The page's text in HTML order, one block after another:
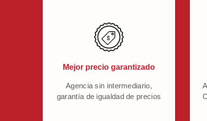
Mejor precio garantizado
Agencia sin intermediario,
garantía de igualdad de precios